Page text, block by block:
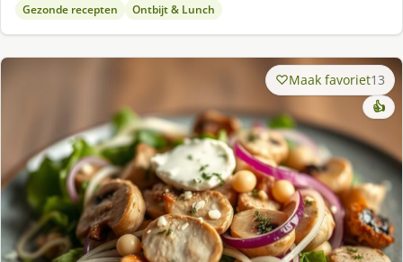
Gezonde recepten Ontbijt & Lunch
Maak favoriet13
👍